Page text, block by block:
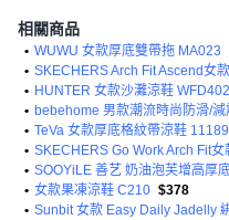
相關商品
• WUWU 女款厚底雙帶拖 MA023
• SKECHERS Arch Fit Ascend女
• HUNTER 女款沙灘涼鞋
• bebehome 男款潮流時尚防滑/
• TeVa 女款厚底格紋帶涼鞋
• SKECHERS Go Work Arch Fit
• SOOYiLE 善艺 奶油泡芙增高厚
• 女款果凍涼鞋 C210 $378
• Sunbit 女款 Easy Daily Jadelly